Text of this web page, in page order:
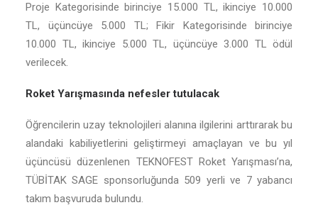
Proje Kategorisinde birinciye 15.000 TL, ikinciye 10.000
TL, üçüncüye 5.000 TL; Fikir Kategorisinde birinciye
10.000 TL, ikinciye 5.000 TL, üçüncüye 3.000 TL ödül
verilecek.
Roket Yarışmasında nefesler tutulacak
Öğrencilerin uzay teknolojileri alanına ilgilerini arttırarak bu
alandaki kabiliyetlerini geliştirmeyi amaçlayan ve bu yıl
üçüncüsü düzenlenen TEKNOFEST Roket Yarışması’na,
TÜBİTAK SAGE sponsorluğunda 509 yerli ve 7 yabancı
takım başvuruda bulundu.